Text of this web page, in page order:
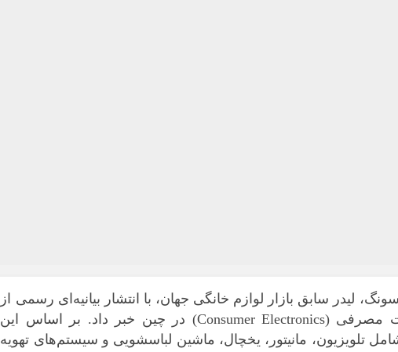
لیدر سابق بازار لوازم خانگی جهان، با انتشار بیانیه‌ای رسمی از
خروج کامل خود از بخش محصولات مصرفی (Consumer Electronics) در چین خبر داد. بر اساس این
مانیتور، یخچال، ماشین لباسشویی و سیستم‌های تهویه